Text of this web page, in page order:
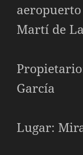
Martí de
García
Lugar: